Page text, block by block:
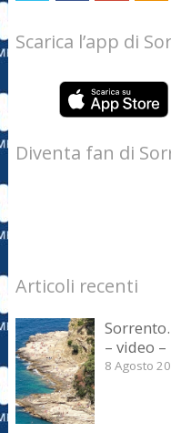
Scarica l’app di
Diventa fan di
Articoli recenti
– video –
8 Agosto